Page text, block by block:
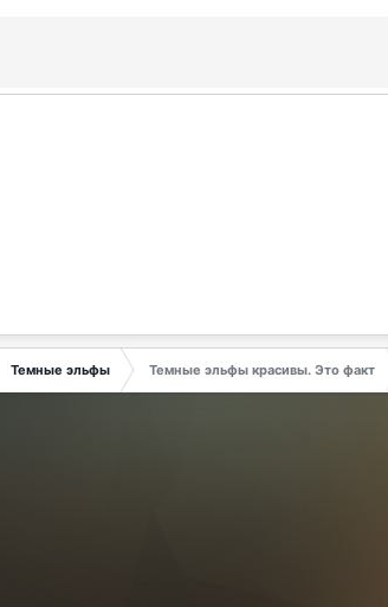
Темные эльфы Темные эльфы красивы. Это факт